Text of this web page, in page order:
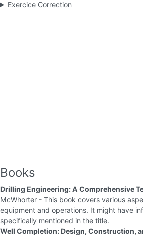
Exercice Correction
Books
Drilling Engineering: A Comprehensive
McWhorter - This book covers various
equipment and operations. It might have
specifically mentioned in the title.
Well Completion: Design, Construction,